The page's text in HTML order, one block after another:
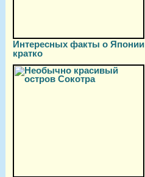
Интересных факты о Японии
кратко